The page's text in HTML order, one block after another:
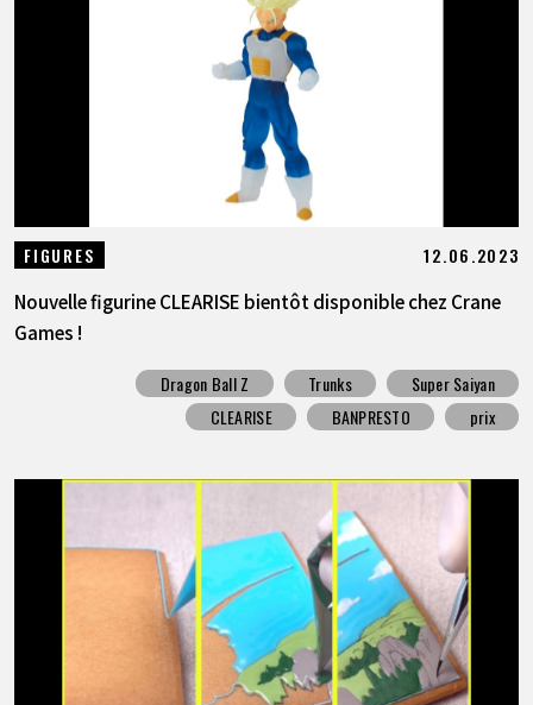
FIGURES 12.06.2023
Nouvelle figurine CLEARISE bientôt disponible chez Crane
Games !
Dragon Ball Z Trunks
Super Saiyan
CLEARISE
BANPRESTO prix